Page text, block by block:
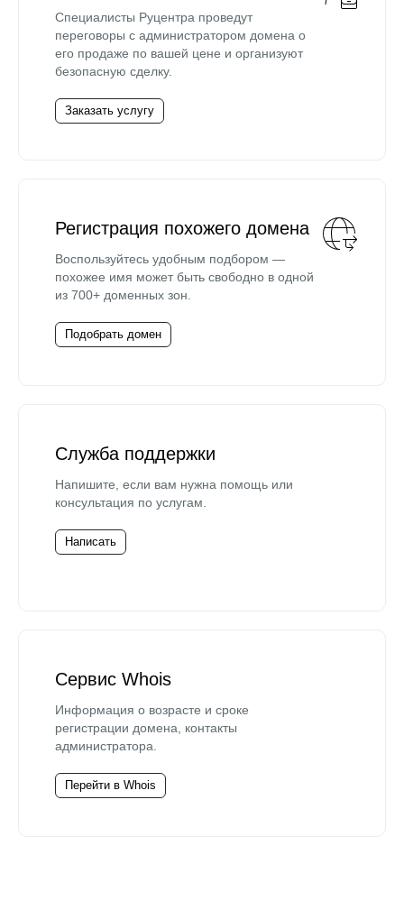
Специалисты Руцентра проведут
переговоры с администратором домена о
его продаже по вашей цене и организуют
безопасную сделку.
Заказать услугу
Регистрация похожего домена
Воспользуйтесь удобным подбором —
похожее имя может быть свободно в одной
из 700+ доменных зон.
Подобрать домен
Служба поддержки
Напишите, если вам нужна помощь или
консультация по услугам.
Написать
Сервис Whois
Информация о возрасте и сроке
регистрации домена, контакты
администратора.
Перейти в Whois